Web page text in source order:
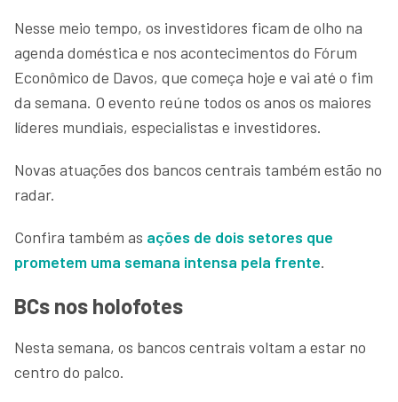
Nesse meio tempo, os investidores ficam de olho na
agenda doméstica e nos acontecimentos do Fórum
Econômico de Davos, que começa hoje e vai até o fim
da semana. O evento reúne todos os anos os maiores
líderes mundiais, especialistas e investidores.
Novas atuações dos bancos centrais também estão no
radar.
Confira também as ações de dois setores que
prometem uma semana intensa pela frente.
BCs nos holofotes
Nesta semana, os bancos centrais voltam a estar no
centro do palco.